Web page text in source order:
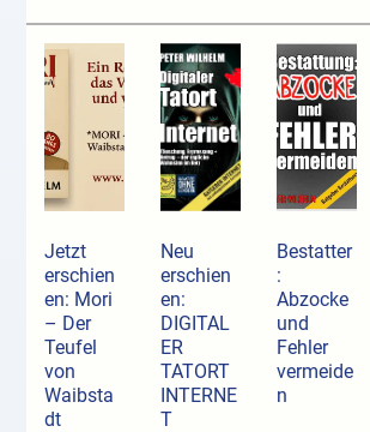
Jetzt
erschien
en: Mori
– Der
Teufel
von
Waibsta
dt
Neu
erschien
en:
DIGITAL
ER
TATORT
INTERNE
T
Bestatter
:
Abzocke
und
Fehler
vermeide
n